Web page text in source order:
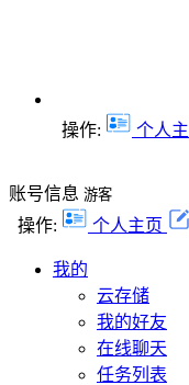
操作: 个人
账号信息 游客
操作: 个人主页
我的
云存储
我的好友
在线聊天
任务列表